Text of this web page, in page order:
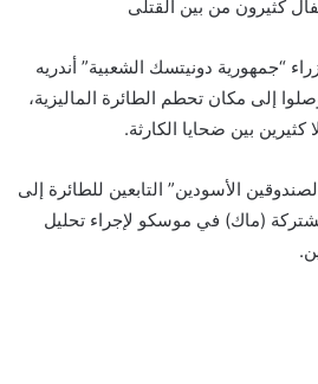
كثيرون من بين القتلى
“جمهورية دونيتسك الشعبية” أندريه
إلى مكان تحطم الطائرة الماليزية،
كثيرين بين ضحايا الكارثة.
الأسودين” التابعين للطائرة إلى
(ماك) في موسكو لإجراء تحليل